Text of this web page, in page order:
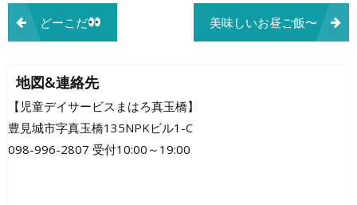
投
稿
ナ
ビ
ゲ
どーこだ 美味しいお昼ご飯〜
地図&連絡先
【児童デイサービスまはろ真玉橋】
豊見城市字真玉橋135NPKビル1-C
098-996-2807 受付10:00～19:00